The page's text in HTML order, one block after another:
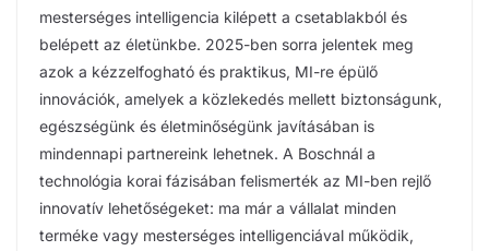
mesterséges intelligencia kilépett a csetablakból és
belépett az életünkbe. 2025-ben sorra jelentek meg
azok a kézzelfogható és praktikus, MI-re épülő
innovációk, amelyek a közlekedés mellett biztonságunk,
egészségünk és életminőségünk javításában is
mindennapi partnereink lehetnek. A Boschnál a
technológia korai fázisában felismerték az MI-ben rejlő
innovatív lehetőségeket: ma már a vállalat minden
terméke vagy mesterséges intelligenciával működik,